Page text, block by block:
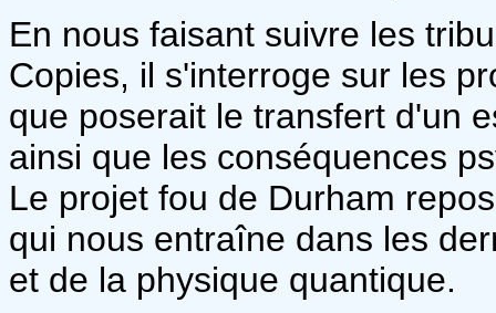
En nous faisant suivre les
Copies, il s'interroge sur les
que poserait le transfert d'un
ainsi que les conséquences
Le projet fou de Durham
qui nous entraîne dans les
et de la physique quantique.